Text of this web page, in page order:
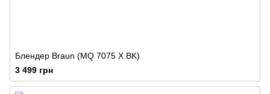
Блендер Braun (MQ 7075 X BK)
3 499 грн